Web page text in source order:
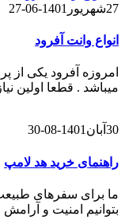
27شهریور 1401-06-27
انواع وانت آفرود
امروزه آفرود یکی از
میباشد . قطعا اولین
30 آبان 1401-08-30
راهنمای خرید هد لامپ
ما برای سفرهای
بتوانیم امنیت و